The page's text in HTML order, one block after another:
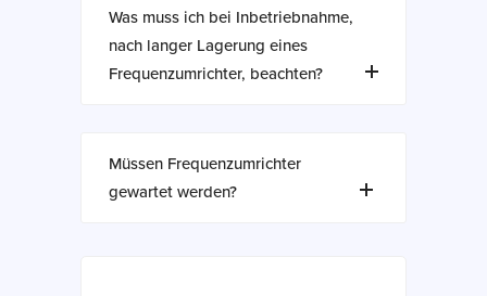
Was muss ich bei Inbetriebnahme,
nach langer Lagerung eines
Frequenzumrichter, beachten?
Müssen Frequenzumrichter
gewartet werden?